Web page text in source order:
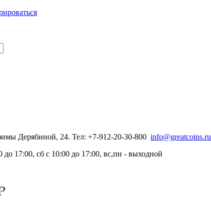
Дерябиной, 24. Тел: +7-912-20-30-800 info@greatcoins.ru
до 17:00, сб с 10:00 до 17:00, вс,пн - выходной